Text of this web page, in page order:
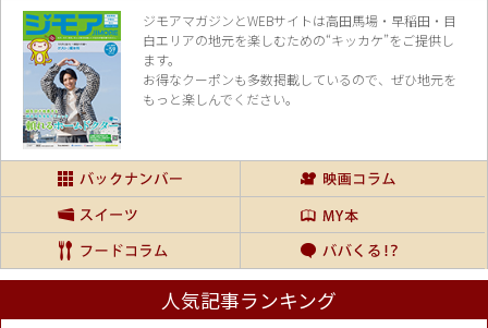
ジモアマガジンとWEBサイトは高田馬場・早稲田・目
白エリアの地元を楽しむための“キッカケ”をご提供し
ます。
お得なクーポンも多数掲載しているので、 ぜひ地元を
もっと楽しんでください。
人気記事ランキング